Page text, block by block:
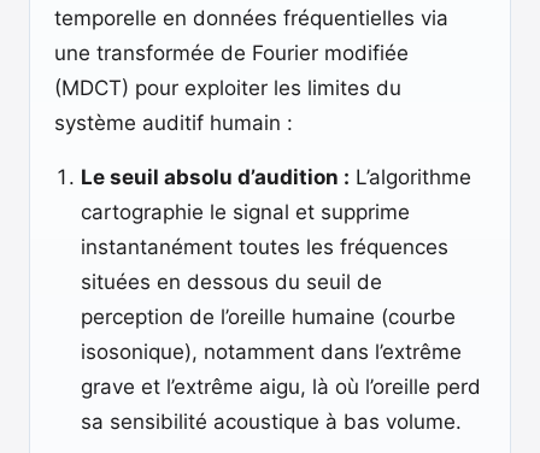
temporelle en données fréquentielles via
une transformée de Fourier modifiée
(MDCT) pour exploiter les limites du
système auditif humain :
Le seuil absolu d’audition : L’algorithme
cartographie le signal et supprime
instantanément toutes les fréquences
situées en dessous du seuil de
perception de l’oreille humaine (courbe
isosonique), notamment dans l’extrême
grave et l’extrême aigu, là où l’oreille perd
sa sensibilité acoustique à bas volume.